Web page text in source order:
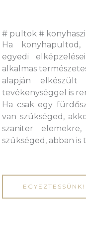
# pultok #
Ha konyhapultod,
egyedi
alkalmas
alapján elkészült
tevékenységgel is
Ha csak egy
van szükséged,
szaniter
szükséged, abban
EGYEZTESSÜNK!